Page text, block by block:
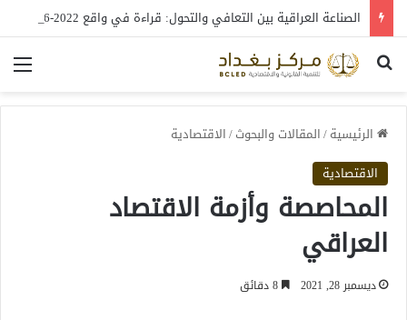
الصناعة العراقية بين التعافي والتحول: قراءة في واقع 2022-2026
بحث عن
الرئيسية/المقالات والبحوث/الاقتصادية
الاقتصادية
المحاصصة وأزمة الاقتصاد
العراقي
ديسمبر 28, 2021